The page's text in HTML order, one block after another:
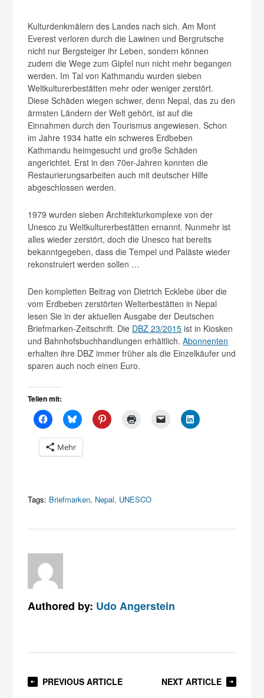
Kulturdenkmälern des Landes nach sich. Am Mont
Everest verloren durch die Lawinen und Bergrutsche
nicht nur Bergsteiger ihr Leben, sondern können
zudem die Wege zum Gipfel nun nicht mehr begangen
werden. Im Tal von Kathmandu wurden sieben
Weltkulturerbestätten mehr oder weniger zerstört.
Diese Schäden wiegen schwer, denn Nepal, das zu den
ärmsten Ländern der Welt gehört, ist auf die
Einnahmen durch den Tourismus angewiesen. Schon
im Jahre 1934 hatte ein schweres Erdbeben
Kathmandu heimgesucht und große Schäden
angerichtet. Erst in den 70er-Jahren konnten die
Restaurierungsarbeiten auch mit deutscher Hilfe
abgeschlossen werden.
1979 wurden sieben Architekturkomplexe von der
Unesco zu Weltkulturerbestätten ernannt. Nunmehr ist
alles wieder zerstört, doch die Unesco hat bereits
bekanntgegeben, dass die Tempel und Paläste wieder
rekonstruiert werden sollen …
Den kompletten Beitrag von Dietrich Ecklebe über die
vom Erdbeben zerstörten Welterbestätten in Nepal
lesen Sie in der aktuellen Ausgabe der Deutschen
Briefmarken-Zeitschrift. Die DBZ 23/2015 ist in Kiosken
und Bahnhofsbuchhandlungen erhältlich.Abonnenten
erhalten ihre DBZ immer früher als die Einzelkäufer und
sparen auch noch einen Euro.
Teilen mit:
Mehr
Tags: Briefmarken, Nepal, UNESCO
Authored by: Udo Angerstein
PREVIOUS ARTICLE NEXT ARTICLE